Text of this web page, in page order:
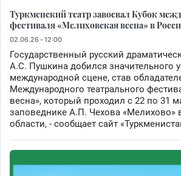
Туркменский театр завоевал Кубок
фестиваля «Мелиховская весна» в
02.06.26 - 12:00
Государственный русский
А.С. Пушкина добился значительного
международной сцене, став
Международного театрального
весна», который проходил с 22 по 31
заповеднике А.П. Чехова «Мелихово»
области, - сообщает сайт